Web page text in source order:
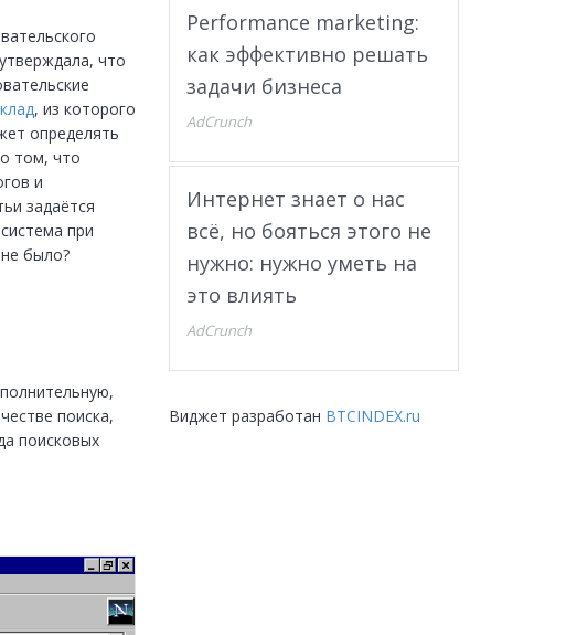
что
, из которого
определять
том, что
и
задаётся
при
было?
поиска,
поисковых
Performance marketing:
как эффективно решать
задачи бизнеса
AdCrunch
Интернет знает о нас
всё, но бояться этого не
нужно: нужно уметь на
это влиять
AdCrunch
Виджет разработан BTCINDEX.ru